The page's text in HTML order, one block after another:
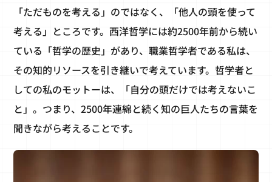
「ただものを考える」のではなく、「他人の頭を使って
考える」ところです。西洋哲学には約2500年前から続い
ている「哲学の歴史」があり、職業哲学者である私は、
その知的リソースを引き継いで考えています。哲学者と
しての私のモットーは、「自分の頭だけでは考えないこ
と」。つまり、2500年連綿と続く知の巨人たちの言葉を
聞きながら考えることです。